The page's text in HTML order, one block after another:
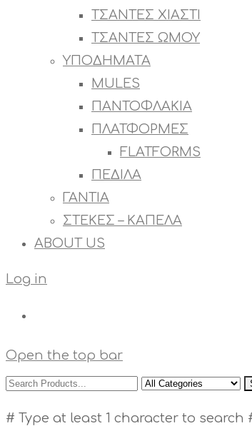
ΤΣΑΝΤΕΣ ΧΙΑΣΤΙ
ΤΣΑΝΤΕΣ ΩΜΟΥ
ΥΠΟΔΗΜΑΤΑ
MULES
ΠΑΝΤΟΦΛΑΚΙΑ
ΠΛΑΤΦΟΡΜΕΣ
FLATFORMS
ΠΕΔΙΛΑ
ΓΑΝΤΙΑ
ΣΤΕΚΕΣ – ΚΑΠΕΛΑ
ABOUT US
Log in
Open the top bar
# Type at least 1 character to search